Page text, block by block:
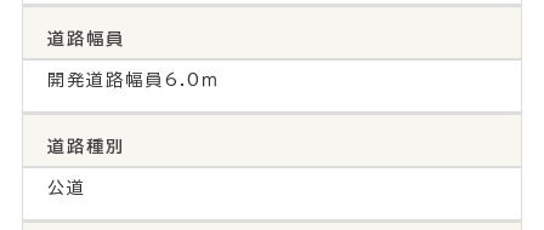
道路幅員
開発道路幅員6.0ｍ
道路種別
公道